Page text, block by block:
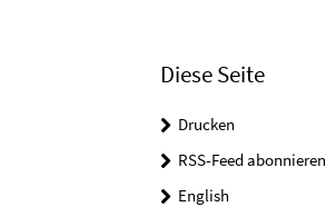
Diese Seite
Drucken
RSS-Feed abonnieren
English